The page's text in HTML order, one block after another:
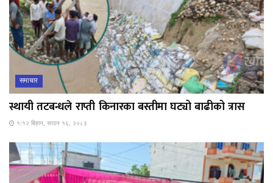
समाचार
स्थायी तटबन्धले राप्ती किनारका बस्तीमा घट्यो बाढीको त्रास
१:१२ बिहान, साउन १६, २०८३